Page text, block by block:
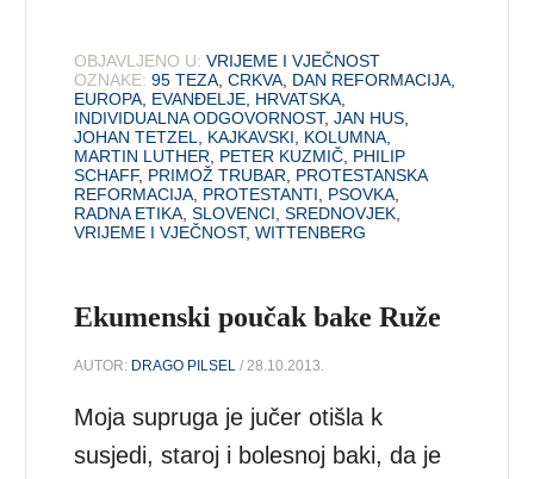
OBJAVLJENO U: VRIJEME I VJEČNOST
OZNAKE: 95 TEZA,CRKVA, DAN REFORMACIJA,
EUROPA, EVANĐELJE, HRVATSKA,
INDIVIDUALNA ODGOVORNOST,JAN HUS,
JOHAN TETZEL, KAJKAVSKI, KOLUMNA,
MARTIN LUTHER, PETER KUZMIČ, PHILIP
SCHAFF, PRIMOŽ TRUBAR, PROTESTANSKA
REFORMACIJA, PROTESTANTI, PSOVKA,
RADNA ETIKA,SLOVENCI,SREDNOVJEK,
VRIJEME I VJEČNOST,WITTENBERG
Ekumenski poučak bake Ruže
AUTOR: DRAGO PILSEL / 28.10.2013.
Moja supruga je jučer otišla k
susjedi, staroj i bolesnoj baki, da je